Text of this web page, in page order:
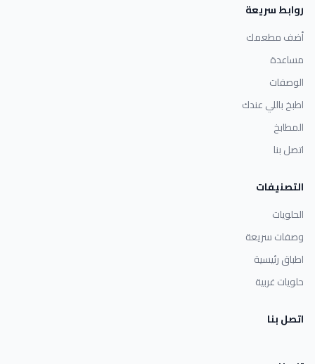
روابط سريعة
أضف مطعمك
مساعدة
الوصفات
اطبخ باللي عندك
المطابخ
اتصل بنا
التصنيفات
الحلويات
وصفات سريعة
اطباق رئيسية
حلويات غربية
اتصل بنا